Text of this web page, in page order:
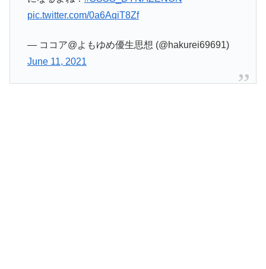
pic.twitter.com/0a6AqiT8Zf
— ココア@よもゆめ優生思想 (@hakurei69691)
June 11, 2021